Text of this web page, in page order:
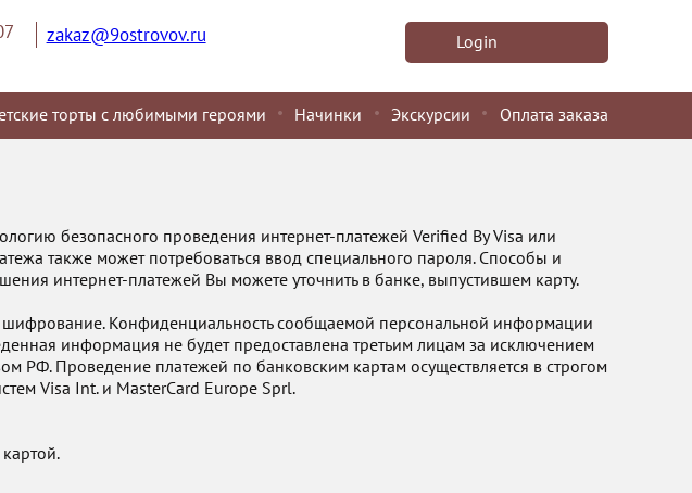
zakaz@9ostrovov.ru Login
торты с любимыми героями Начинки Экскурсии Оплата заказа
безопасного проведения интернет-платежей Verified By Visa или
также может потребоваться ввод специального пароля. Способы и
интернет-платежей Вы можете уточнить в банке, выпустившем карту.
Конфиденциальность сообщаемой персональной информации
информация не будет предоставлена третьим лицам за исключением
РФ. Проведение платежей по банковским картам осуществляется в строгом
Visa Int. и MasterCard Europe Sprl.